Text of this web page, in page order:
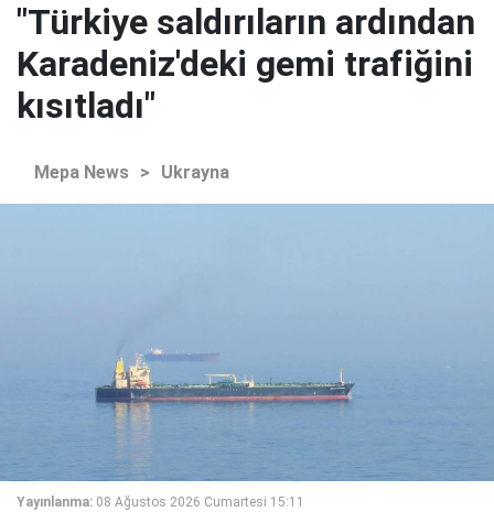
"Türkiye saldırıların ardından
Karadeniz'deki gemi trafiğini
kısıtladı"
Mepa News > Ukrayna
Yayınlanma: 08 Ağustos 2026 Cumartesi 15:11